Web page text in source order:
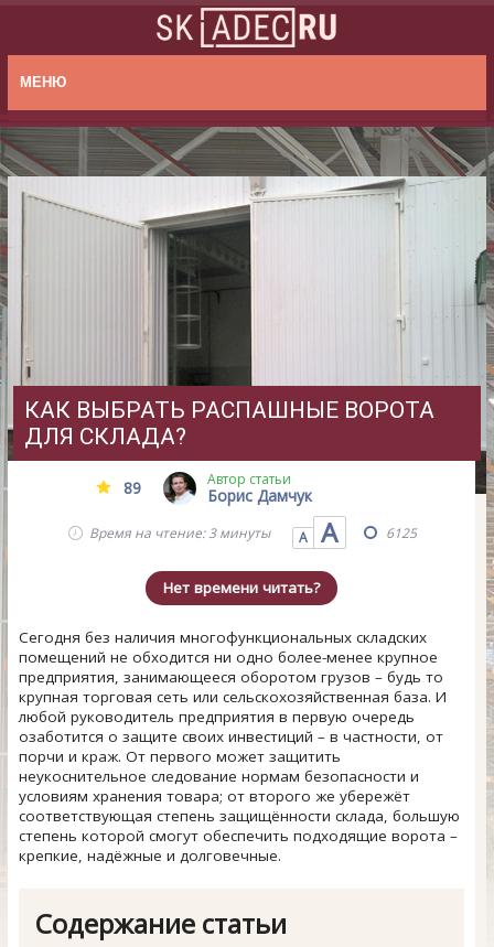
МЕНЮ
КАК ВЫБРАТЬ РАСПАШНЫЕ ВОРОТА
ДЛЯ СКЛАДА?
89 Автор статьи
Борис Дамчук
Время на чтение: 3 минуты А А 6125
Нет времени читать?
Сегодня без наличия многофункциональных складских
помещений не обходится ни одно более-менее крупное
предприятия, занимающееся оборотом грузов – будь то
крупная торговая сеть или сельскохозяйственная база. И
любой руководитель предприятия в первую очередь
озаботится о защите своих инвестиций – в частности, от
порчи и краж. От первого может защитить
неукоснительное следование нормам безопасности и
условиям хранения товара; от второго же убережёт
соответствующая степень защищённости склада, большую
степень которой смогут обеспечить подходящие ворота –
крепкие, надёжные и долговечные.
Содержание статьи